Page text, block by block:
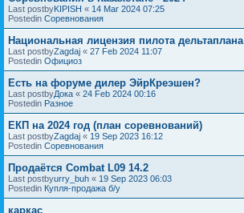
Last postbyKIPISH « 14 Mar 2024 07:25
Postedin Соревнования
Национальная лицензия пилота дельтаплана
Last postbyZagdaj « 27 Feb 2024 11:07
Postedin Официоз
Есть на форуме дилер ЭйрКреэшен?
Last postbyДока « 24 Feb 2024 00:16
Postedin Разное
ЕКП на 2024 год (план соревнований)
Last postbyZagdaj « 19 Sep 2023 16:12
Postedin Соревнования
Продаётся Combat L09 14.2
Last postbyurry_buh « 19 Sep 2023 06:03
Postedin Купля-продажа б/у
каркас